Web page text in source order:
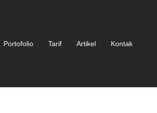
Portofolio Tarif Artikel Kontak